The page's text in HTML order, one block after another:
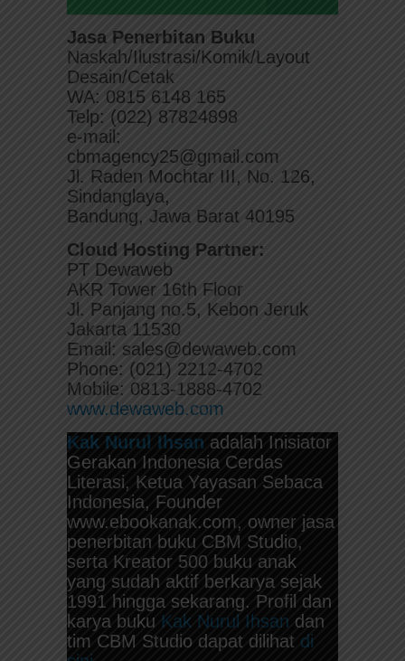
Jasa Penerbitan Buku
Naskah/Ilustrasi/Komik/Layout
Desain/Cetak
WA: 0815 6148 165
Telp: (022) 87824898
e-mail:
cbmagency25@gmail.com
Jl. Raden Mochtar III, No. 126,
Sindanglaya,
Bandung, Jawa Barat 40195
Cloud Hosting Partner:
PT Dewaweb
AKR Tower 16th Floor
Jl. Panjang no.5, Kebon Jeruk
Jakarta 11530
Email: sales@dewaweb.com
Phone: (021) 2212-4702
Mobile: 0813-1888-4702
www.dewaweb.com
Kak Nurul Ihsan adalah Inisiator
Gerakan Indonesia Cerdas
Literasi, Ketua Yayasan Sebaca
Indonesia, Founder
www.ebookanak.com, owner jasa
penerbitan buku CBM Studio,
serta Kreator 500 buku anak
yang sudah aktif berkarya sejak
1991 hingga sekarang. Profil dan
karya buku Kak Nurul Ihsan dan
tim CBM Studio dapat dilihat di